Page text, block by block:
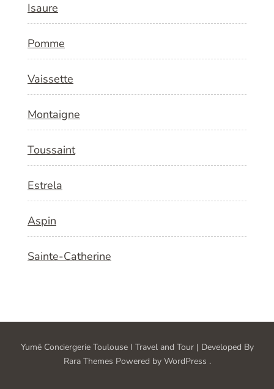
Isaure
Pomme
Vaissette
Montaigne
Toussaint
Estrela
Aspin
Sainte-Catherine
Yumē Conciergerie Toulouse I Travel and Tour | Developed By
Rara Themes Powered by WordPress .